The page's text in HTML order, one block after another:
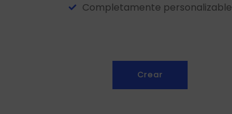
Completamente personalizable
Crear